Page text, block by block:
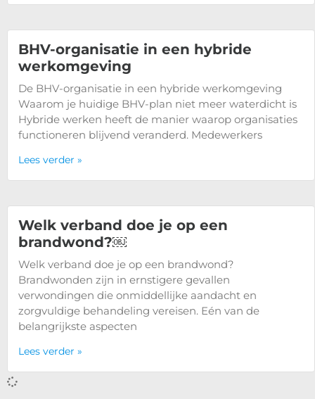
BHV-organisatie in een hybride
werkomgeving
De BHV-organisatie in een hybride werkomgeving
Waarom je huidige BHV-plan niet meer waterdicht is
Hybride werken heeft de manier waarop organisaties
functioneren blijvend veranderd. Medewerkers
Lees verder »
Welk verband doe je op een
brandwond?￼
Welk verband doe je op een brandwond?
Brandwonden zijn in ernstigere gevallen
verwondingen die onmiddellijke aandacht en
zorgvuldige behandeling vereisen. Eén van de
belangrijkste aspecten
Lees verder »